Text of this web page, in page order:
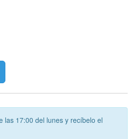
las 17:00 del lunes y recíbelo el